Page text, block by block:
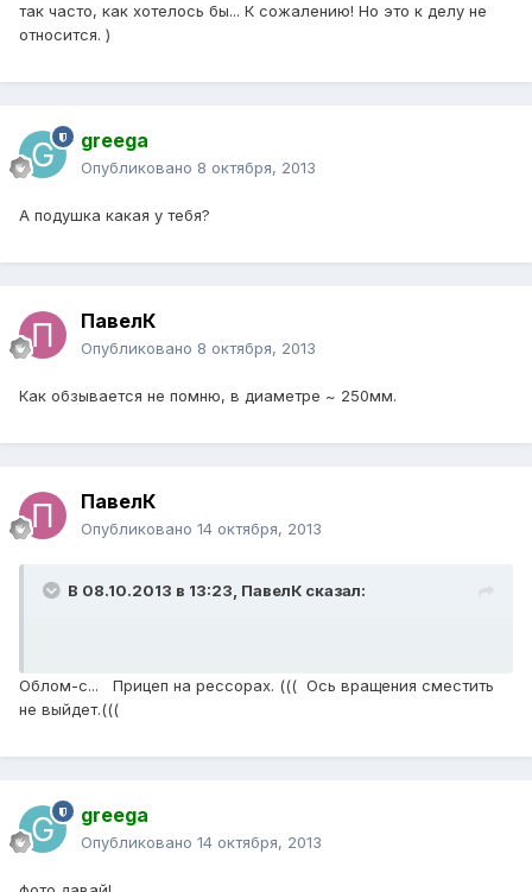
так часто, как хотелось бы... К сожалению! Но это к делу не
относится. )
greega
Опубликовано 8 октября, 2013
А подушка какая у тебя?
ПавелК
Опубликовано 8 октября, 2013
Как обзывается не помню, в диаметре ~ 250мм.
ПавелК
Опубликовано 14 октября, 2013
В 08.10.2013 в 13:23, ПавелК сказал:
Облом-с... Прицеп на рессорах. ((( Ось вращения сместить
не выйдет.(((
greega
Опубликовано 14 октября, 2013